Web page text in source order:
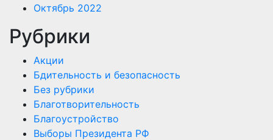
Октябрь 2022
Рубрики
Акции
Бдительность и безопасность
Без рубрики
Благотворительность
Благоустройство
Выборы Президента РФ